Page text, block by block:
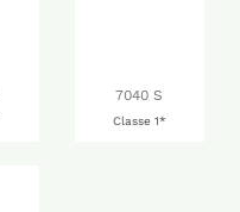
7040 S
Classe 1*